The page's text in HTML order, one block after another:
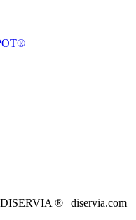
® | diservia.com